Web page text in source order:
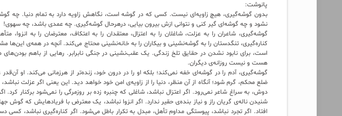
پانوشت:
بدون گوشه‌گیری، هیچ زاویه‌ای نیست. کسی که در گوشه‌ است، نگاهش زاویه دارد به تمام دنیا. چه
نشود و چه گوشه‌ای گیر کنی و نتوانی ازش بیرون بیایی، درهرحال گوشه‌گیری. چه عمدی باشد، چه سهوی!
گوشه‌گیری، شاعران را به عزلت، شاغلان را به اعتزال، معتقدان را به اعتکاف، معترضان را به انزوا،
کناره‌گیری، تنگدستان را به گوشه‌نشینی و بیکاران را به خانه‌نشینی محتاج می‌کند. آنچه در همه‌ی این‌ها
است، برای نابود نشدن در حقایق تلخ زندگی. یک عقب‌نشینی در جنگی نابرابر. رهایی از باهم
هست و نیست روزانه‌ی دیگران.
گوشه‌گیری، آدم را در گوشه‌ای خفه نمی‌کند؛ بلکه او را در درون خود، زنده‌تر از هرزمانی می‌کند. او
ضلع محکم، گرم شود؛ آنگاه از آن منظر، دنیا را از زاویه‌ی امن خود خواهد دید. این یعنی اگر عزلت نباشد،
دوش، به سراغ شاعر نمی‌رود. اگر اعتزال نباشد، شاغلی که چنبره زده بر روزمرگی را نمی‌شود برکنار کرد.
شنیدن ناله‌ی گریان راز و نیاز بنده‌ی حقیر ندارد. اگر انزوا نباشد، یک معترض با فریادهایش که گوش
افتاد. اگر تجرد نباشد، پیوستگی مداوم تأهل، مبدل به تکرار باطل می‌شود. اگر کناره‌گیری نباشد، کسی